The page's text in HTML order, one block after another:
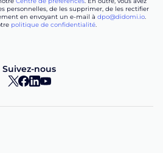
personnelles, de les supprimer, de les rectifier
en envoyant un e-mail à dpo@didomi.io.
politique de confidentialité.
Suivez-nous